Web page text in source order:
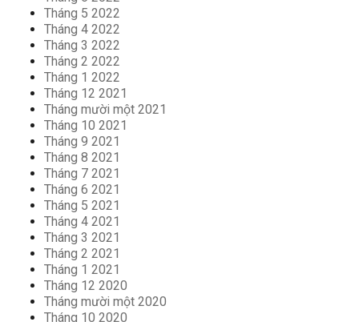
Tháng 5 2022
Tháng 4 2022
Tháng 3 2022
Tháng 2 2022
Tháng 1 2022
Tháng 12 2021
Tháng mười một 2021
Tháng 10 2021
Tháng 9 2021
Tháng 8 2021
Tháng 7 2021
Tháng 6 2021
Tháng 5 2021
Tháng 4 2021
Tháng 3 2021
Tháng 2 2021
Tháng 1 2021
Tháng 12 2020
Tháng mười một 2020
Tháng 10 2020